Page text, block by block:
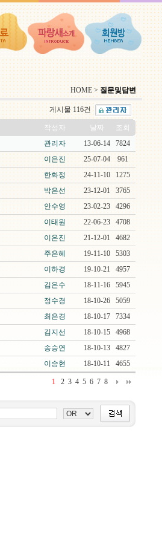
HOME > 질문및답변
게시물 116건
작성자 날짜
조회
관리자 13-06-14
7824
이은진 25-07-04
961
한화정 24-11-10
1275
박은선 23-12-01
3765
안수영 23-02-23
4296
이태원 22-06-23
4708
이은진 21-12-01
4682
주은혜 19-11-10
5303
이하경 19-10-21
4957
김은수 18-11-16
5945
정수경 18-10-26
5059
최은경 18-10-17
7334
김지선 18-10-15
4968
송승연 18-10-13
4827
이승현 18-10-11 4655
1 2 3 4 5 6 7 8